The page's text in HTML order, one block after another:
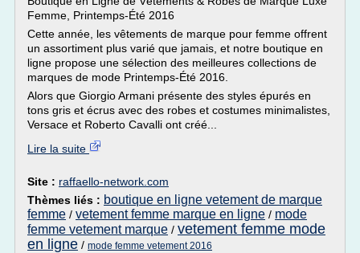
Femme, Printemps-Été 2016
Cette année, les vêtements de marque pour femme offrent
un assortiment plus varié que jamais, et notre boutique en
ligne propose une sélection des meilleures collections de
marques de mode Printemps-Été 2016.
Alors que Giorgio Armani présente des styles épurés en
tons gris et écrus avec des robes et costumes minimalistes,
Versace et Roberto Cavalli ont créé...
Lire la suite
Site : raffaello-network.com
Thèmes liés : boutique en ligne vetement de marque
femme / vetement femme marque en ligne / mode
femme vetement marque / vetement femme mode
en ligne / mode femme vetement 2016